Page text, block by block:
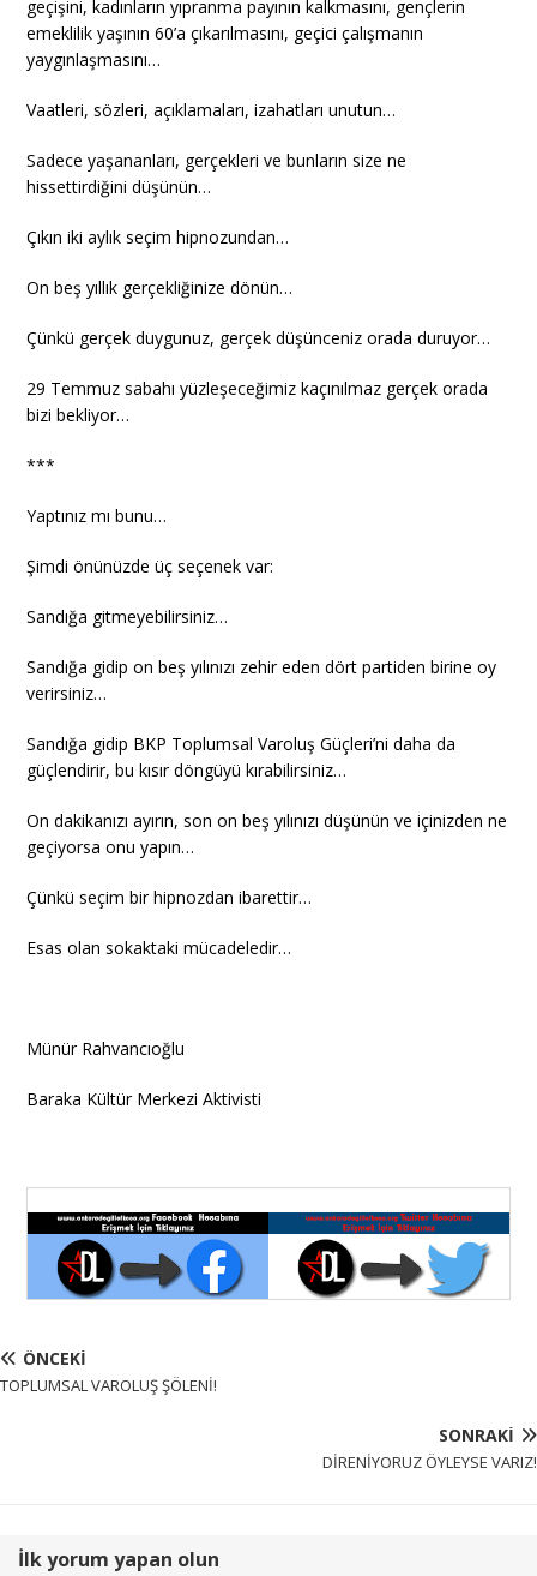
geçişini, kadınların yıpranma payının kalkmasını, gençlerin
emeklilik yaşının 60’a çıkarılmasını, geçici çalışmanın
yaygınlaşmasını…
Vaatleri, sözleri, açıklamaları, izahatları unutun…
Sadece yaşananları, gerçekleri ve bunların size ne
hissettirdiğini düşünün…
Çıkın iki aylık seçim hipnozundan…
On beş yıllık gerçekliğinize dönün…
Çünkü gerçek duygunuz, gerçek düşünceniz orada duruyor…
29 Temmuz sabahı yüzleşeceğimiz kaçınılmaz gerçek orada
bizi bekliyor…
***
Yaptınız mı bunu…
Şimdi önünüzde üç seçenek var:
Sandığa gitmeyebilirsiniz…
Sandığa gidip on beş yılınızı zehir eden dört partiden birine oy
verirsiniz…
Sandığa gidip BKP Toplumsal Varoluş Güçleri’ni daha da
güçlendirir, bu kısır döngüyü kırabilirsiniz…
On dakikanızı ayırın, son on beş yılınızı düşünün ve içinizden ne
geçiyorsa onu yapın…
Çünkü seçim bir hipnozdan ibarettir…
Esas olan sokaktaki mücadeledir…
Münür Rahvancıoğlu
Baraka Kültür Merkezi Aktivisti
ÖNCEKI
TOPLUMSAL VAROLUŞ ŞÖLENİ!
SONRAKI
DİRENİYORUZ ÖYLEYSE VARIZ!
İlk yorum yapan olun